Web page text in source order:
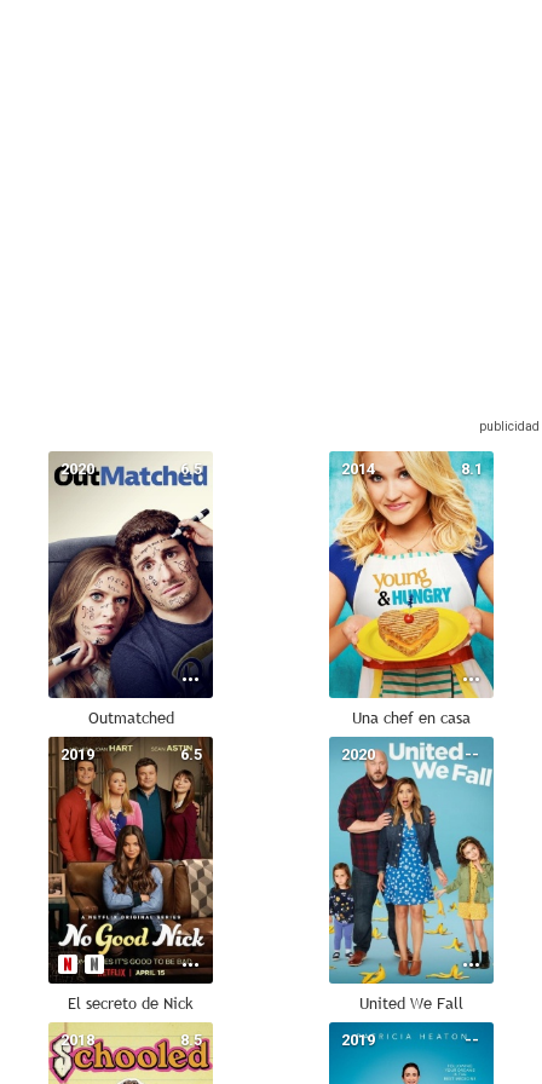
6.5
2020
Outmatched
8.1
2014
Una chef en casa
6.5
2019
El secreto de Nick
--
2020
United We Fall
8.5
2018 --
2019